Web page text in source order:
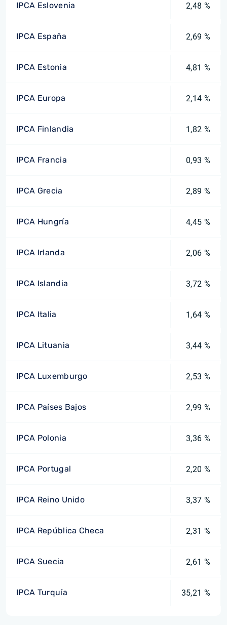
IPCA Eslovenia 2,48 %
IPCA España 2,69 %
IPCA Estonia 4,81 %
IPCA Europa 2,14 %
IPCA Finlandia 1,82 %
IPCA Francia 0,93 %
IPCA Grecia 2,89 %
IPCA Hungría 4,45 %
IPCA Irlanda 2,06 %
IPCA Islandia 3,72 %
IPCA Italia 1,64 %
IPCA Lituania 3,44 %
IPCA Luxemburgo 2,53 %
IPCA Países Bajos 2,99 %
IPCA Polonia 3,36 %
IPCA Portugal 2,20 %
IPCA Reino Unido 3,37 %
IPCA República Checa 2,31 %
IPCA Suecia 2,61 %
IPCA Turquía 35,21 %